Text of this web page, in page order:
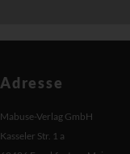
Adresse
Mabuse-Verlag GmbH
Kasseler Str. 1 a